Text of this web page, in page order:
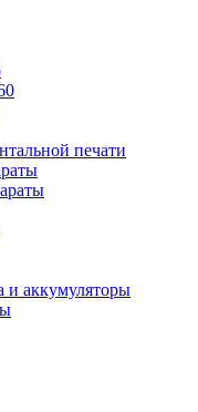
печати
и аккумуляторы